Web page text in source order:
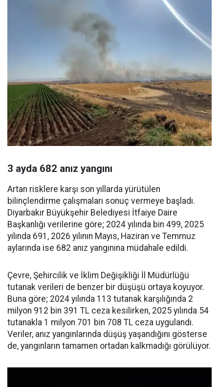
3 ayda 682 anız yangını
Artan risklere karşı son yıllarda yürütülen
bilinçlendirme çalışmaları sonuç vermeye başladı.
Diyarbakır Büyükşehir Belediyesi İtfaiye Daire
Başkanlığı verilerine göre; 2024 yılında bin 499, 2025
yılında 691, 2026 yılının Mayıs, Haziran ve Temmuz
aylarında ise 682 anız yangınına müdahale edildi.
Çevre, Şehircilik ve İklim Değişikliği İl Müdürlüğü
tutanak verileri de benzer bir düşüşü ortaya koyuyor.
Buna göre; 2024 yılında 113 tutanak karşılığında 2
milyon 912 bin 391 TL ceza kesilirken, 2025 yılında 54
tutanakla 1 milyon 701 bin 708 TL ceza uygulandı.
Veriler, anız yangınlarında düşüş yaşandığını gösterse
de, yangınların tamamen ortadan kalkmadığı görülüyor.